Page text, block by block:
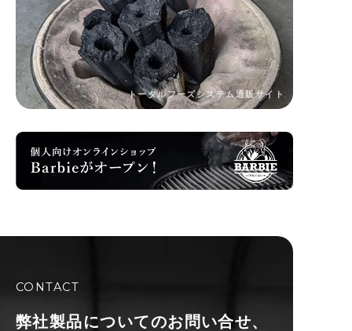
トータルフーズシステム通販サイト
CONTACT
弊社製品についてのお問い合せ、